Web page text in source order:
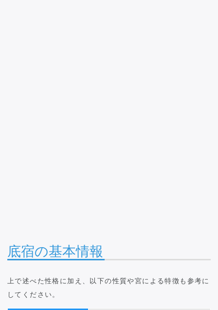
底宿の基本情報
上で述べた性格に加え、以下の性質や宮による特徴も参考に
してください。